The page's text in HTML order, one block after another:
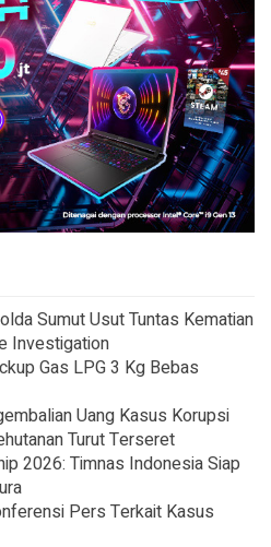
Sumut Usut Tuntas Kematian
Investigation
Gas LPG 3 Kg Bebas
Uang Kasus Korupsi
Turut Terseret
2026: Timnas Indonesia Siap
Pers Terkait Kasus